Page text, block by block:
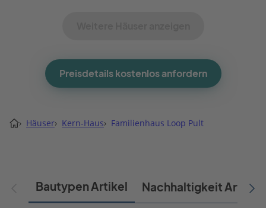
Preisdetails kostenlos anfordern
› Häuser› Kern-Haus› Familienhaus Loop Pult
Bautypen Artikel Nachhaltigkeit Artikel